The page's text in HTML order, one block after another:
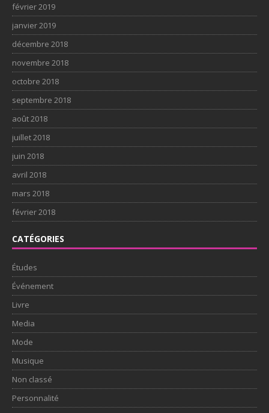
février 2019
janvier 2019
décembre 2018
novembre 2018
octobre 2018
septembre 2018
août 2018
juillet 2018
juin 2018
avril 2018
mars 2018
février 2018
CATÉGORIES
Études
Événement
Livre
Media
Mode
Musique
Non classé
Personnalité